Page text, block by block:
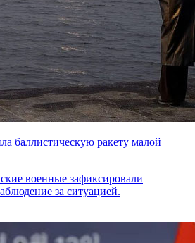
баллистическую ракету малой
военные зафиксировали
за ситуацией.